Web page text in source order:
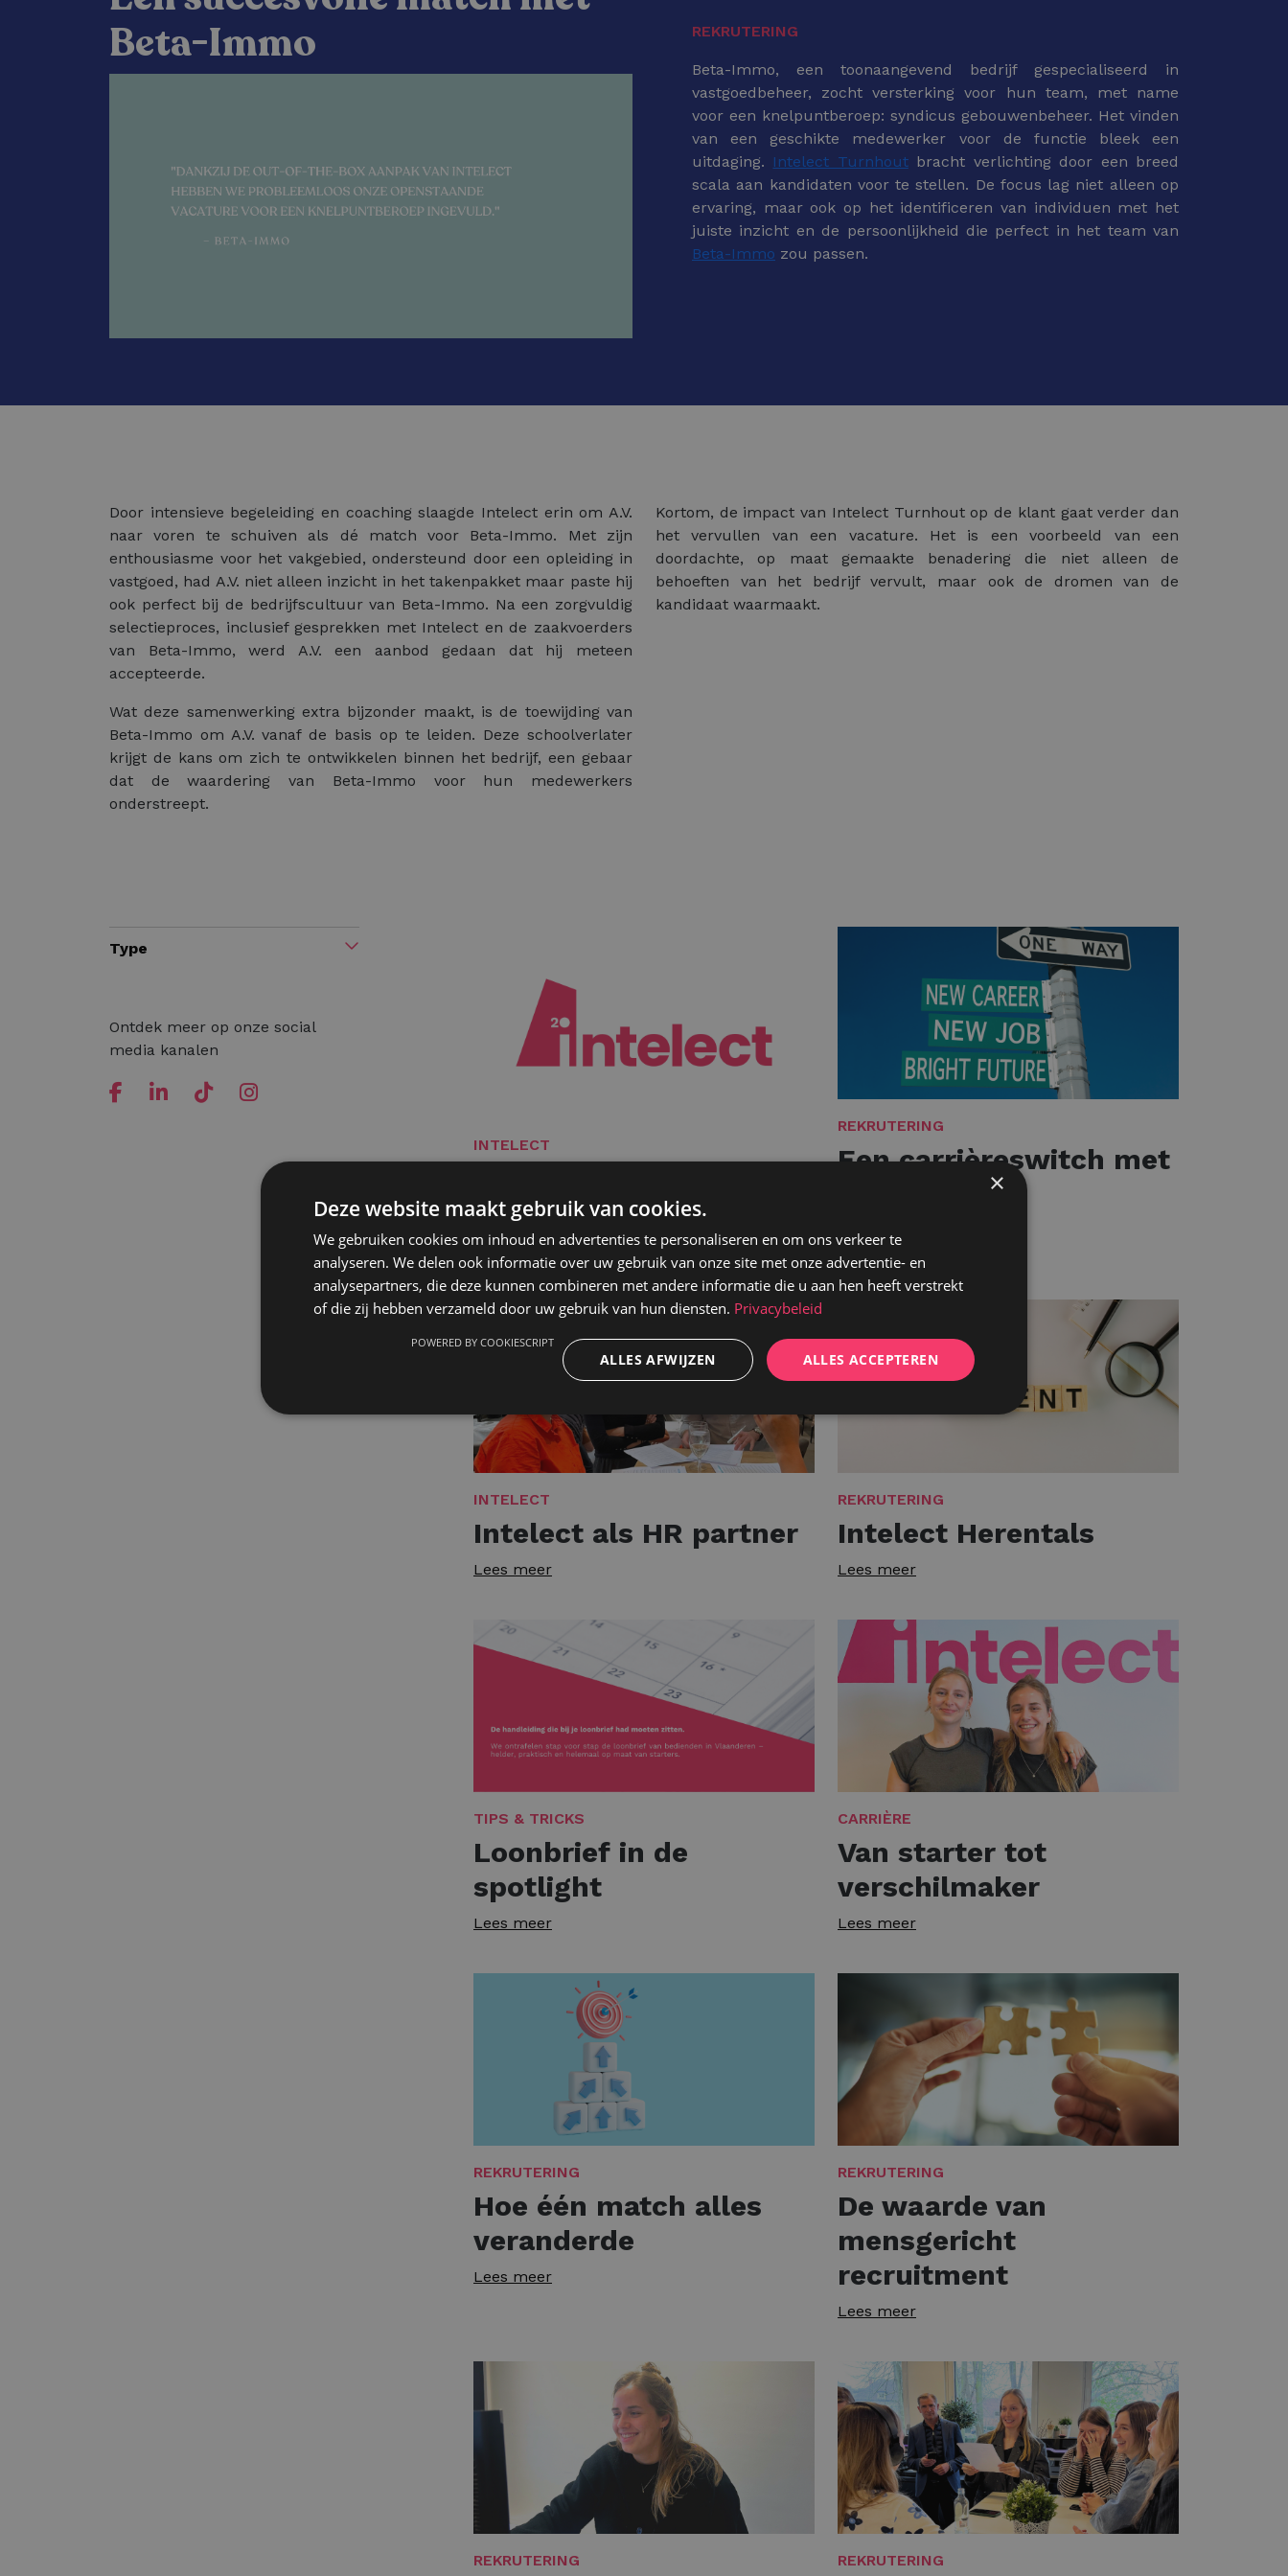
Beta-Immo
REKRUTERING
Beta-Immo, een toonaangevend bedrijf gespecialiseerd in
vastgoedbeheer, zocht versterking voor hun team, met name
voor een knelpuntberoep: syndicus gebouwenbeheer. Het vinden
van een geschikte medewerker voor de functie bleek een
uitdaging. Intelect Turnhoutbracht verlichting door een breed
scala aan kandidaten voor te stellen. De focus lag niet alleen op
ervaring, maar ook op het identificeren van individuen met het
juiste inzicht en de persoonlijkheid die perfect in het team van
Beta-Immo zou passen.
Door intensieve begeleiding en coaching slaagde Intelect erin om A.V.
naar voren te schuiven als dé match voor Beta-Immo. Met zijn
enthousiasme voor het vakgebied, ondersteund door een opleiding in
vastgoed, had A.V. niet alleen inzicht in het takenpakket maar paste hij
ook perfect bij de bedrijfscultuur van Beta-Immo. Na een zorgvuldig
selectieproces, inclusief gesprekken met Intelect en de zaakvoerders
van Beta-Immo, werd A.V. een aanbod gedaan dat hij meteen
accepteerde.
Wat deze samenwerking extra bijzonder maakt, is de toewijding van
Beta-Immo om A.V. vanaf de basis op te leiden. Deze schoolverlater
krijgt de kans om zich te ontwikkelen binnen het bedrijf, een gebaar
dat de waardering van Beta-Immo voor hun medewerkers
onderstreept.
Kortom, de impact van Intelect Turnhout op de klant gaat verder dan
het vervullen van een vacature. Het is een voorbeeld van een
doordachte, op maat gemaakte benadering die niet alleen de
behoeften van het bedrijf vervult, maar ook de dromen van de
kandidaat waarmaakt.
Type
Ontdek meer op onze social
media kanalen
INTELECT
spotlight
Lees meer
REKRUTERING
Een carrièreswitch met
Lees meer
INTELECT
Intelect als HR partner
Lees meer
REKRUTERING
Intelect Herentals
Lees meer
TIPS & TRICKS
Loonbrief in de
spotlight
Lees meer
CARRIÈRE
Van starter tot
verschilmaker
Lees meer
REKRUTERING
Hoe één match alles
veranderde
Lees meer
REKRUTERING
De waarde van
mensgericht
recruitment
Lees meer
REKRUTERING REKRUTERING
×
Deze website maakt gebruik van cookies.
We gebruiken cookies om inhoud en advertenties te personaliseren en om ons verkeer te
analyseren. We delen ook informatie over uw gebruik van onze site met onze advertentie- en
analysepartners, die deze kunnen combineren met andere informatie die u aan hen heeft verstrekt
of die zij hebben verzameld door uw gebruik van hun diensten. Privacybeleid
ALLES ACCEPTEREN
ALLES AFWIJZEN
POWERED BY COOKIESCRIPT